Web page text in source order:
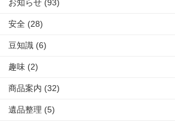
お知らせ (93)
安全 (28)
豆知識 (6)
趣味 (2)
商品案内 (32)
遺品整理 (5)